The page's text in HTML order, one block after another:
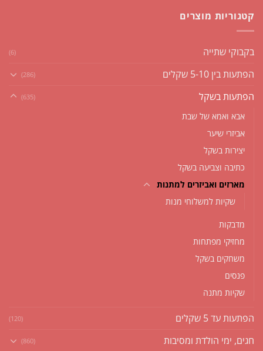
קטגוריות מוצרים
בקבוקי שתייה (6)
הפתעות בין 5-10 שקלים (286)
הפתעות בשקל (635)
אבא ואמא של שבת
אביזרי שיער
יצירות בשקל
כתיבה וצביעה בשקל
מארזים ואביזרים למתנות
שקיות למשלוחי מנות
מדבקות
מחזיקי מפתחות
משחקים בשקל
פנסים
שקיות מתנה
הפתעות עד 5 שקלים (120)
חגים, ימי הולדת ומסיבות (860)